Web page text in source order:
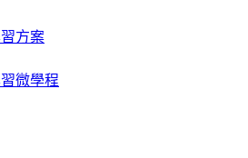
方案
微學程